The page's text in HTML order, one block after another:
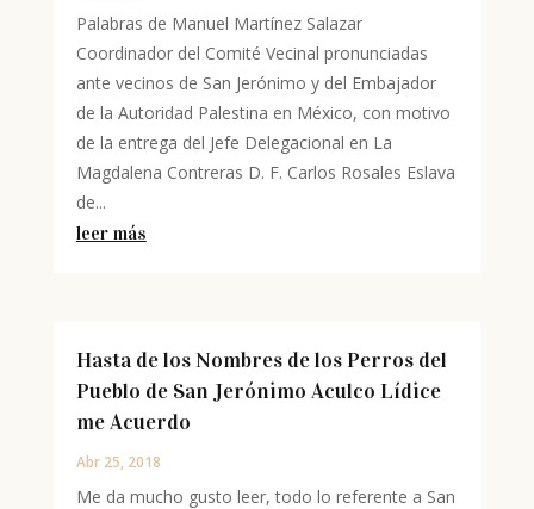
Palabras de Manuel Martínez Salazar
Coordinador del Comité Vecinal pronunciadas
ante vecinos de San Jerónimo y del Embajador
de la Autoridad Palestina en México, con motivo
de la entrega del Jefe Delegacional en La
Magdalena Contreras D. F. Carlos Rosales Eslava
de...
leer más
Hasta de los Nombres de los Perros del
Pueblo de San Jerónimo Aculco Lídice
me Acuerdo
Abr 25, 2018
Me da mucho gusto leer, todo lo referente a San